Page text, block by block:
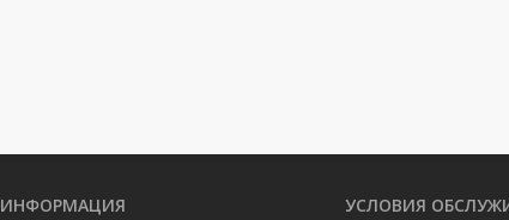
ИНФОРМАЦИЯ УСЛОВИЯ